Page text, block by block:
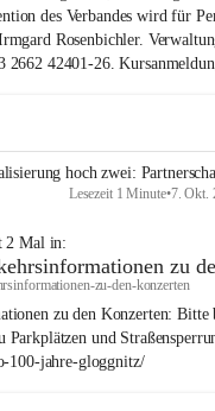
des Verbandes wird für
Rosenbichler.
2662 42401-26.
hoch zwei:
Lesezeit 1 Minute•7. Okt.
2 Mal in:
zu
zu-den-konzerten
zu den Konzerten: Bitte
Parkplätzen und
100-jahre-gloggnitz/